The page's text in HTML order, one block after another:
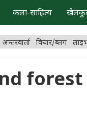
कला-साहित्य
अन्तरवार्ता विचार/ब्लग
forest